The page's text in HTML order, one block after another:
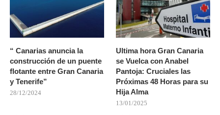
“ Canarias anuncia la
construcción de un puente
flotante entre Gran Canaria
y Tenerife”
28/12/2024
Ultima hora Gran Canaria
se Vuelca con Anabel
Pantoja: Cruciales las
Próximas 48 Horas para su
Hija Alma
13/01/2025